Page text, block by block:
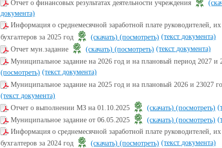
Отчет о финансовых результатах деятельности учреждения
документа)
Информация о среднемесячной заработной плате руководителей,
бухгалтеров за 2025 год
(скачать) (посмотреть) (текст документа)
Отчет мун.задание
(скачать) (посмотреть) (текст документа)
Муниципальное задание на 2026 год и на плановый период 2027 и
(посмотреть) (текст документа)
Муниципальное задание на 2025 год и на плановый 2026 и 23027
(текст документа)
Отчет о выполнении МЗ на 01.10.2025
(скачать) (посмотреть)
Муниципальное задание от 06.05.2025
(скачать) (посмотреть)
Информация о среднемесячной заработной плате руководителей,
бухгалтеров за 2024 год
(скачать) (посмотреть) (текст документа)